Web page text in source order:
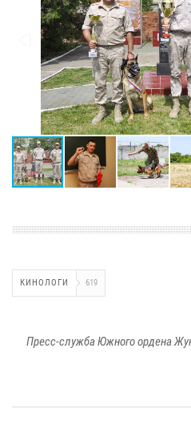
КИНОЛОГИ 619
Пресс-служба Южного ордена